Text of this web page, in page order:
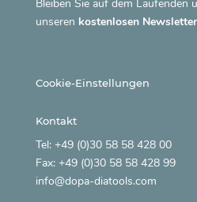
Bleiben Sie auf dem Laufenden
unseren kostenlosen Newsletter
Cookie-Einstellungen
Kontakt
Tel: +49 (0)30 58 58 428 00
Fax: +49 (0)30 58 58 428 99
info@dopa-diatools.com